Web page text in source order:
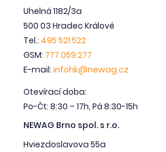
Uhelná 1182/3a
500 03 Hradec Králové
Tel.: 495 521 522
GSM: 777 059 277
E-mail: infohk@newag.cz
Otevírací doba:
Po-Čt: 8:30 – 17h, Pá 8:30-15h
NEWAG Brno spol. s r.o.
Hviezdoslavova 55a